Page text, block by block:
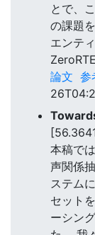
とで、
の課題
エンテ
論文 参
本稿で
声関係
ステム
セット
ーシン